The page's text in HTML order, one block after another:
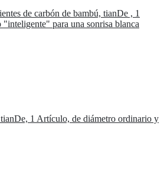
de carbón de bambú, tianDe , 1
"inteligente" para una sonrisa blanca
1 Artículo, de diámetro ordinario y